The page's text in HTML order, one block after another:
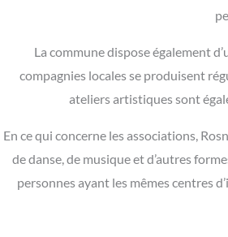
La commune dispose également
compagnies locales se produisent
ateliers artistiques sont
En ce qui concerne les associations,
de danse, de musique et d’autres
personnes ayant les mêmes centres